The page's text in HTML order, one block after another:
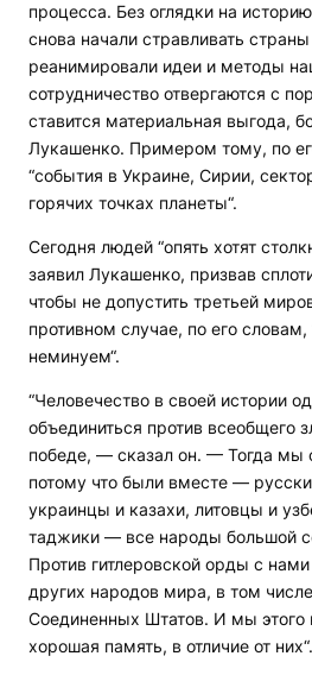
процесса. Без оглядки на
снова начали стравливать
реанимировали идеи и методы
сотрудничество отвергаются с
ставится материальная выгода,
Лукашенко. Примером тому, по
“события в Украине, Сирии,
горячих точках планеты“.
Сегодня людей “опять хотят
заявил Лукашенко, призвав
чтобы не допустить третьей
противном случае, по его
неминуем“.
“Человечество в своей истории
объединиться против всеобщего
победе, — сказал он. — Тогда мы
потому что были вместе —
украинцы и казахи, литовцы и
таджики — все народы большой
Против гитлеровской орды с
других народов мира, в том
Соединенных Штатов. И мы этого
хорошая память, в отличие от них“.